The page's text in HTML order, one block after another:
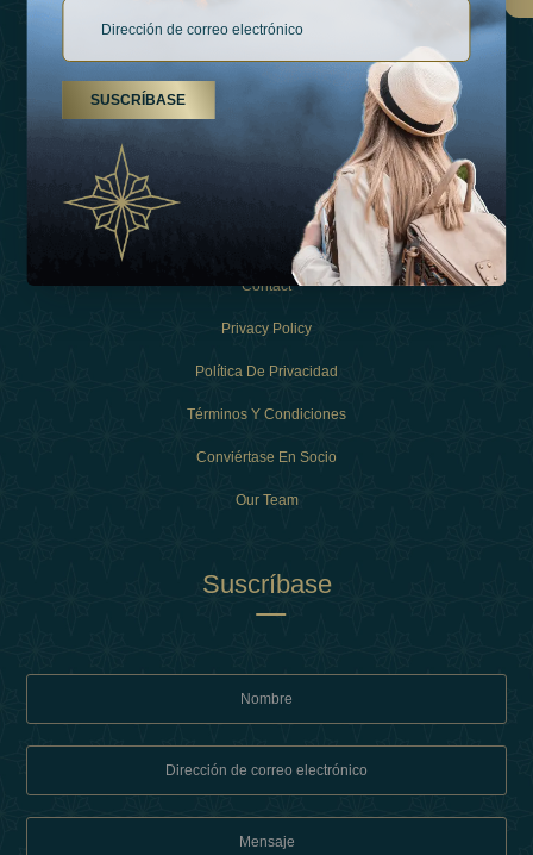
Tipos De Vacaciones
Contact
Privacy Policy
Política De Privacidad
Términos Y Condiciones
Conviértase En Socio
Our Team
Suscríbase
SUSCRÍBASE